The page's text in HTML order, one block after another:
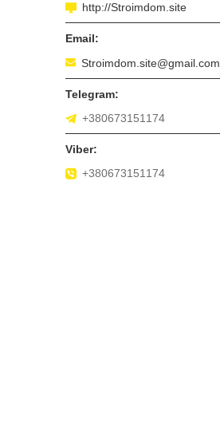
http://Stroimdom.site
Stroimdom.site@gmail.com
+380673151174
+380673151174